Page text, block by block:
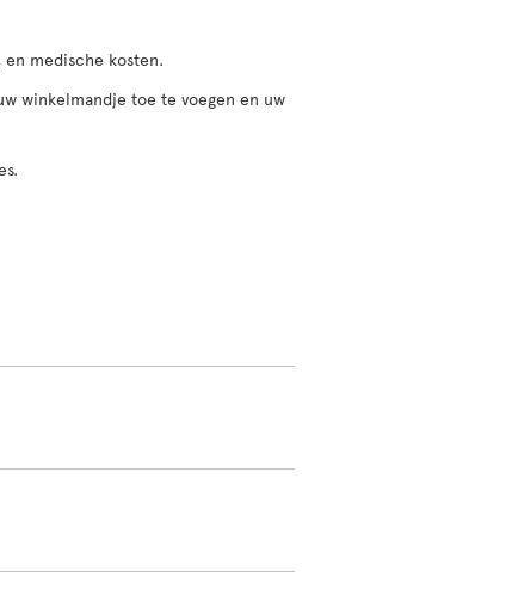
en medische kosten.
winkelmandje toe te voegen en uw